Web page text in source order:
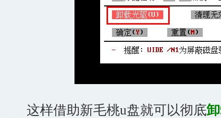
这样借助新毛桃u盘就可以彻底